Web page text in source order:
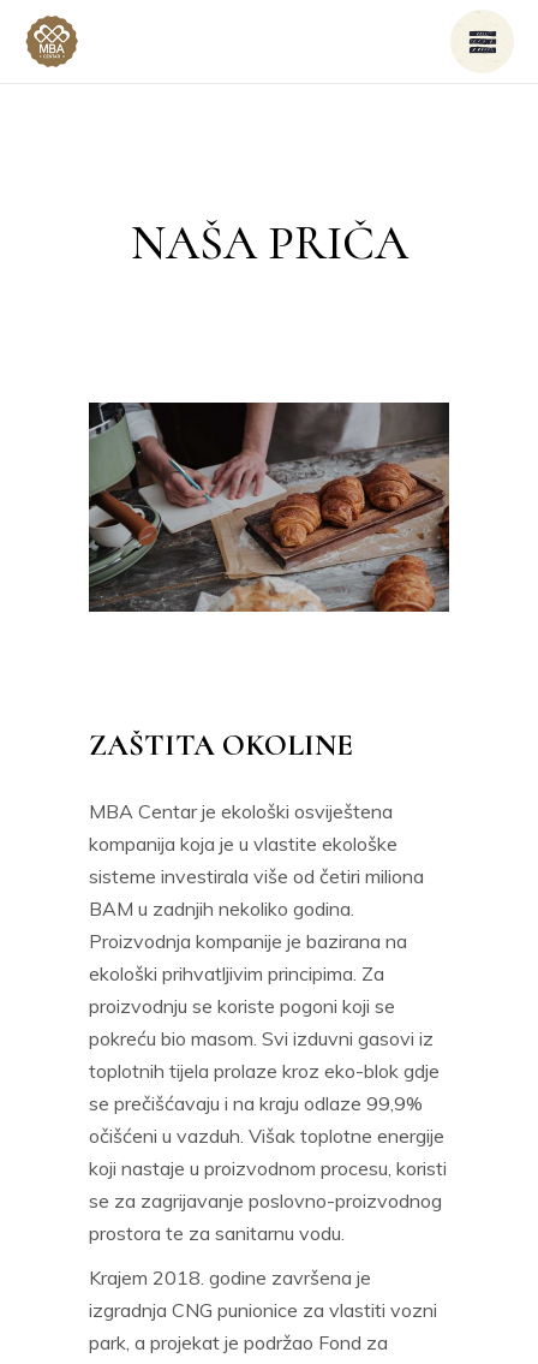
NAŠA PRIČA
ZAŠTITA OKOLINE
MBA Centar je ekološki osviještena
kompanija koja je u vlastite ekološke
sisteme investirala više od četiri miliona
BAM u zadnjih nekoliko godina.
Proizvodnja kompanije je bazirana na
ekološki prihvatljivim principima. Za
proizvodnju se koriste pogoni koji se
pokreću bio masom. Svi izduvni gasovi iz
toplotnih tijela prolaze kroz eko-blok gdje
se prečišćavaju i na kraju odlaze 99,9%
očišćeni u vazduh. Višak toplotne energije
koji nastaje u proizvodnom procesu, koristi
se za zagrijavanje poslovno-proizvodnog
prostora te za sanitarnu vodu.
Krajem 2018. godine završena je
izgradnja CNG punionice za vlastiti vozni
park, a projekat je podržao Fond za